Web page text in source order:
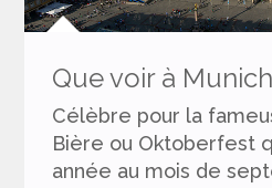
Que voir à
Célèbre pour la
Bière ou Oktoberfest
année au mois de